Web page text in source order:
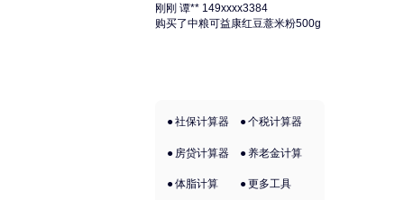
刚刚 谭** 149xxxx3384
购买了中粮可益康红豆薏米粉500g
社保计算器 个税计算器
房贷计算器 养老金计算
体脂计算 更多工具